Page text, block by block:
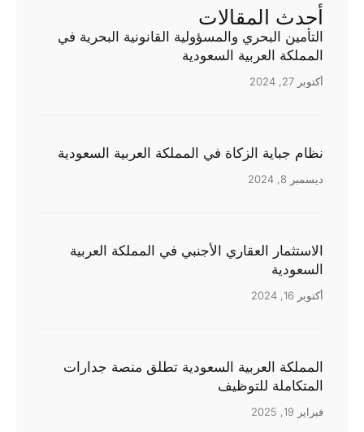
أحدث المقالات
التأمين البحري والمسؤولية القانونية البحرية في
المملكة العربية السعودية
أكتوبر 27, 2024
نظام جباية الزكاة في المملكة العربية السعودية
ديسمبر 8, 2024
الاستثمار العقاري الأجنبي في المملكة العربية
السعودية
أكتوبر 16, 2024
المملكة العربية السعودية تطلق منصة جدارات
المتكاملة للتوظيف
فبراير 19, 2025